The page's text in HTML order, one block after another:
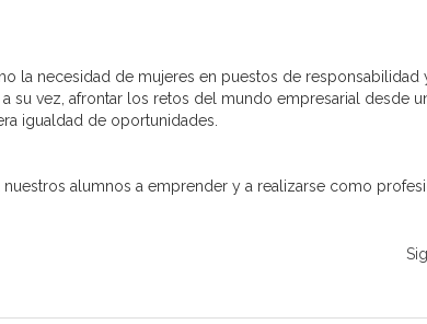
la necesidad de mujeres en puestos de responsabilidad
su vez, afrontar los retos del mundo empresarial desde
igualdad de oportunidades.
alumnos a emprender y a realizarse como